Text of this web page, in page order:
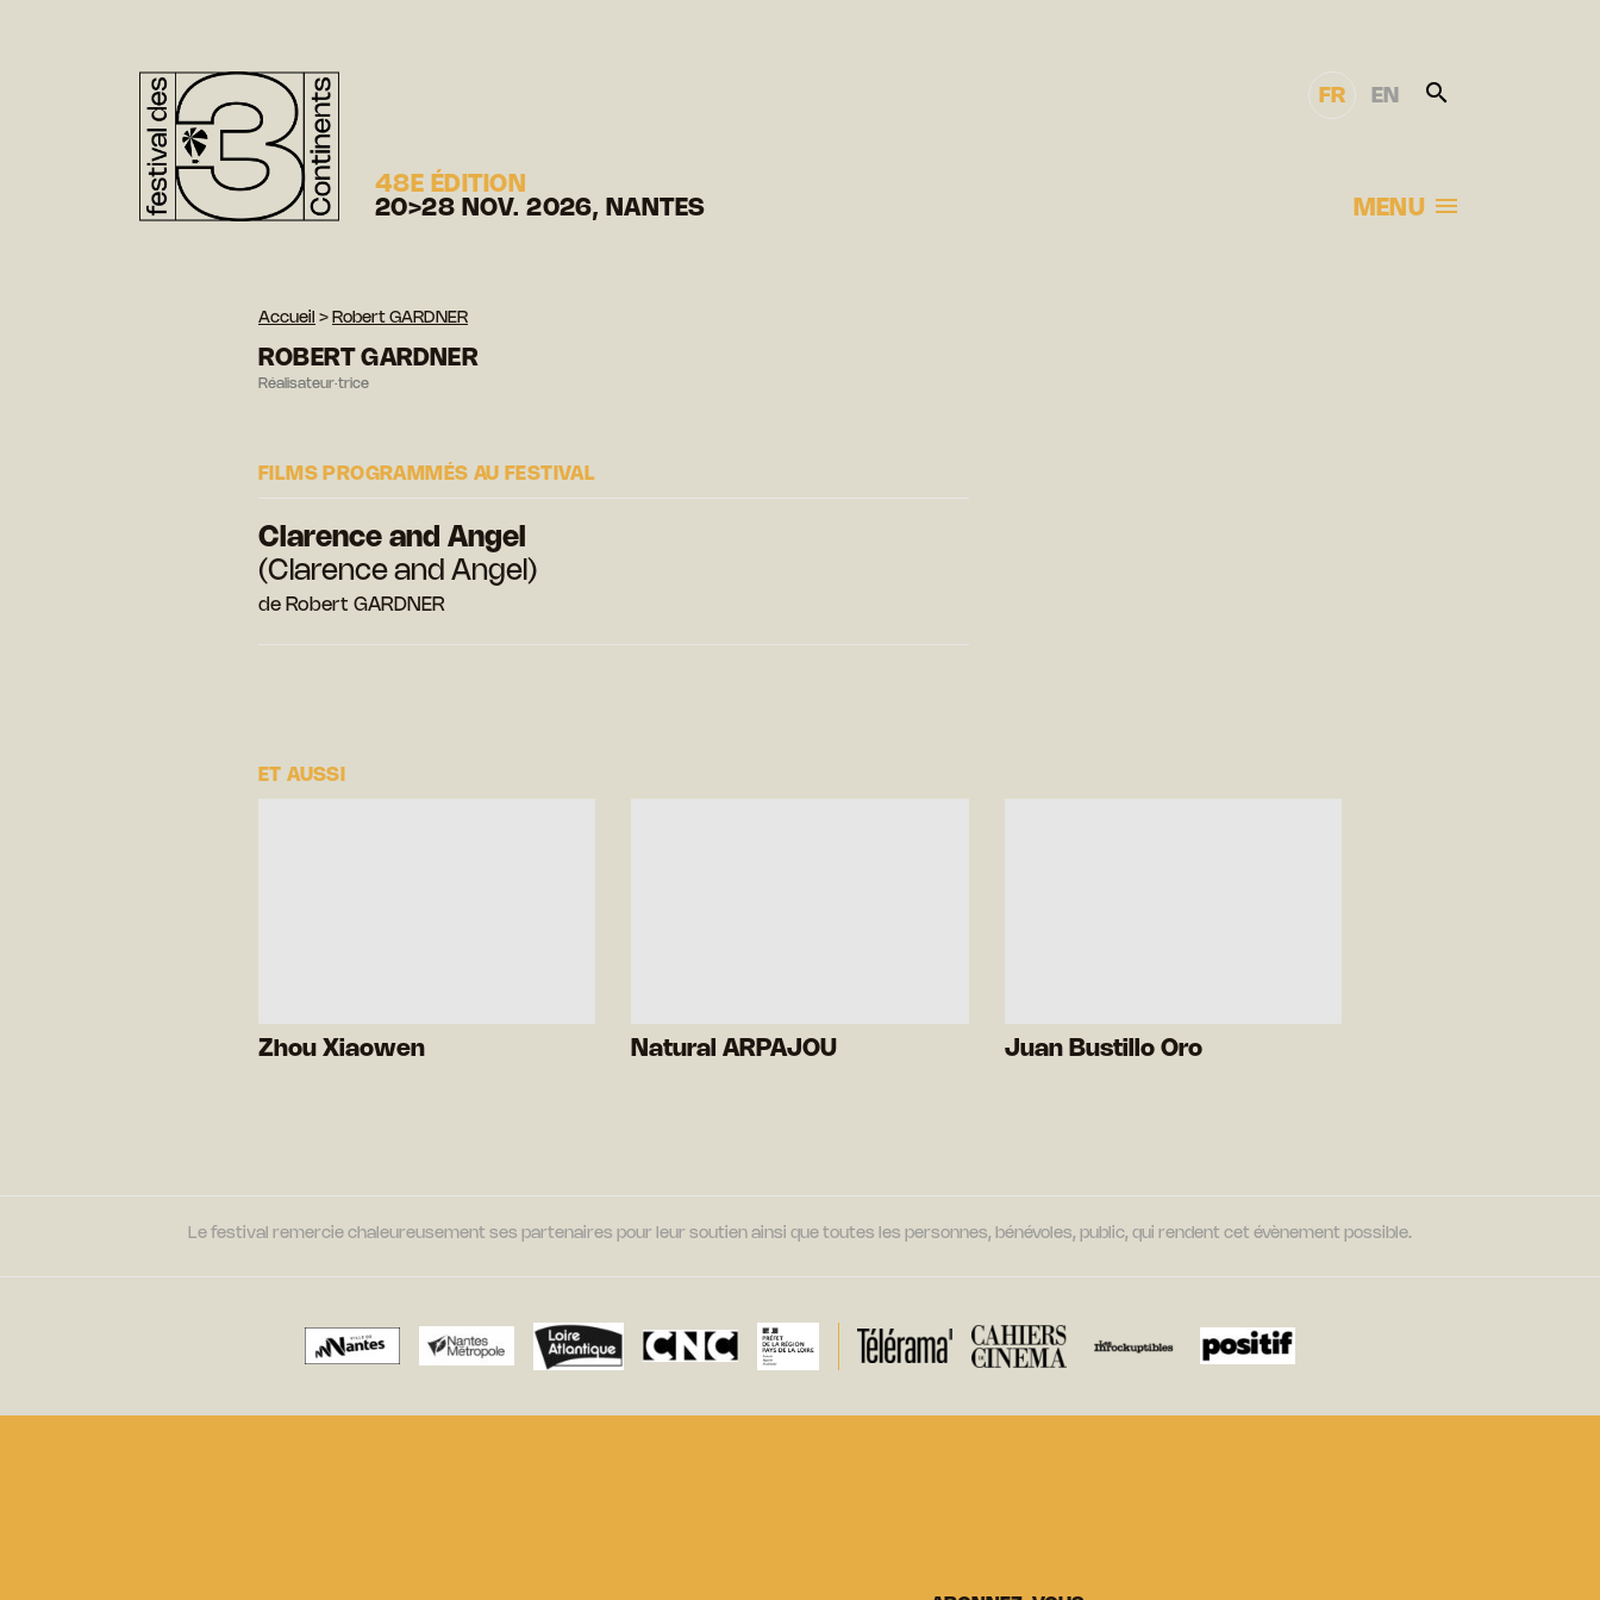
48E ÉDITION
20>28 NOV. 2026, NANTES
FR EN
MENU
Accueil > Robert GARDNER
ROBERT GARDNER
Réalisateur·trice
FILMS PROGRAMMÉS AU FESTIVAL
Clarence and Angel
(Clarence and Angel)
de Robert GARDNER
ET AUSSI
Zhou Xiaowen Natural ARPAJOU Juan Bustillo Oro
Le festival remercie chaleureusement ses partenaires pour leur soutien ainsi que toutes les personnes, bénévoles, public, qui rendent cet évènement possible.